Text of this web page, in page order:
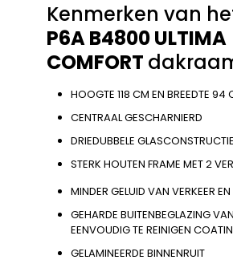
Kenmerken van
P6A B4800 ULTIMA
COMFORT
HOOGTE 118 CM EN BREEDTE 94
CENTRAAL GESCHARNIERD
DRIEDUBBELE GLASCONSTRUCTIE
STERK HOUTEN FRAME MET 2
MINDER GELUID VAN VERKEER EN
GEHARDE BUITENBEGLAZING
EENVOUDIG TE REINIGEN
GELAMINEERDE BINNENRUIT